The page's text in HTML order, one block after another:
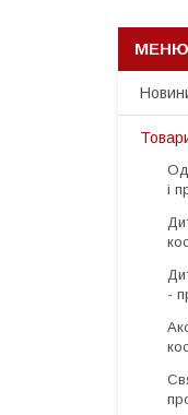
і
-